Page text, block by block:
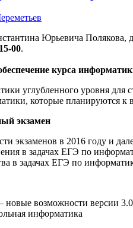
Юрьевича
00.
курса
углубленного уровня для
которые планируются к
экзамен
экзаменов в 2016 году и
в задачах ЕГЭ по
в задачах ЕГЭ по
возможности версии 3.0
информатика